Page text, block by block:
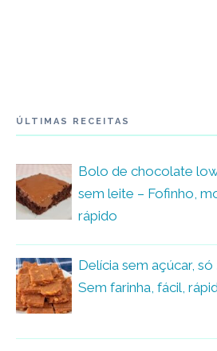
ÚLTIMAS RECEITAS
Bolo de chocolate
sem leite – Fofinho,
rápido
Delícia sem açúcar,
Sem farinha, fácil,